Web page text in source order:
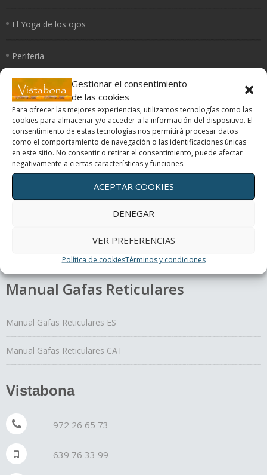
Gestionar el consentimiento
de las cookies
Para ofrecer las mejores experiencias, utilizamos tecnologías como las
cookies para almacenar y/o acceder a la información del dispositivo. El
consentimiento de estas tecnologías nos permitirá procesar datos
como el comportamiento de navegación o las identificaciones únicas
en este sitio. No consentir o retirar el consentimiento, puede afectar
negativamente a ciertas características y funciones.
ACEPTAR COOKIES
DENEGAR
VER PREFERENCIAS
Política de cookiesTérminos y condiciones
El Yoga de los ojos
Periferia
¿Cómo curan los colores?
Terapias oculares
Movimiento y profundidad, un regalo para tus ojos
Un día con mis ojos
Manual Gafas Reticulares
Manual Gafas Reticulares ES
Manual Gafas Reticulares CAT
Vistabona
972 26 65 73
639 76 33 99